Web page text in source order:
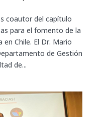
coautor del capítulo
para el fomento de la
Chile. El Dr. Mario
de Gestión
de...